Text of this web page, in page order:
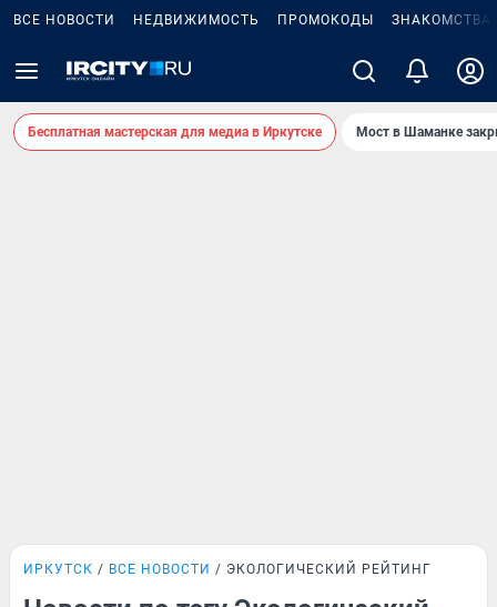
ВСЕ НОВОСТИ НЕДВИЖИМОСТЬ ПРОМОКОДЫ ЗНАКОМСТВА
Бесплатная мастерская для медиа в Иркутске Мост в Шаманке
ИРКУТСК ВСЕ НОВОСТИ ЭКОЛОГИЧЕСКИЙ РЕЙТИНГ